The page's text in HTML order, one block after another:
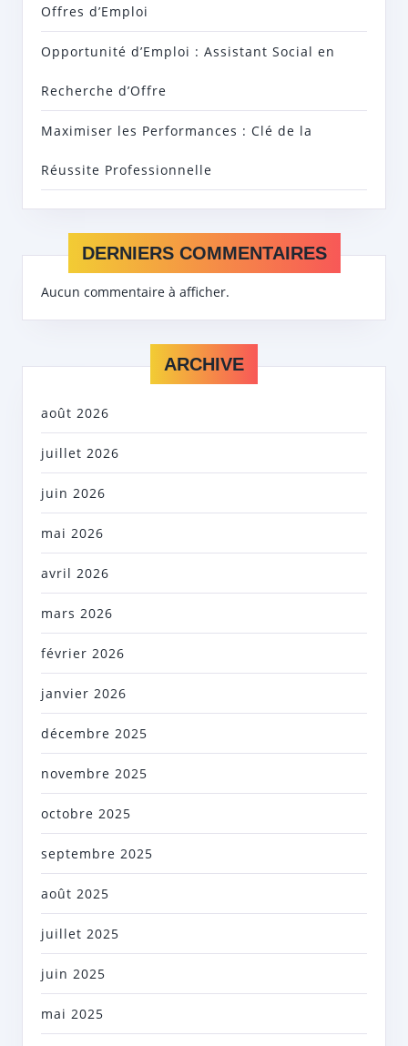
Offres d’Emploi
Opportunité d’Emploi : Assistant Social en
Recherche d’Offre
Maximiser les Performances : Clé de la
Réussite Professionnelle
DERNIERS COMMENTAIRES
Aucun commentaire à afficher.
ARCHIVE
août 2026
juillet 2026
juin 2026
mai 2026
avril 2026
mars 2026
février 2026
janvier 2026
décembre 2025
novembre 2025
octobre 2025
septembre 2025
août 2025
juillet 2025
juin 2025
mai 2025